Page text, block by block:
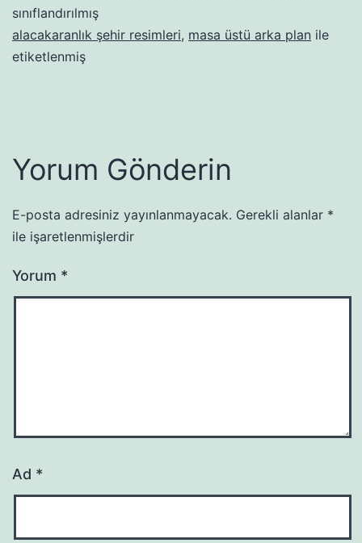
sınıflandırılmış
alacakaranlık şehir resimleri, masa üstü arka plan ile
etiketlenmiş
Yorum Gönderin
E-posta adresiniz yayınlanmayacak. Gerekli alanlar *
ile işaretlenmişlerdir
Yorum *
Ad *